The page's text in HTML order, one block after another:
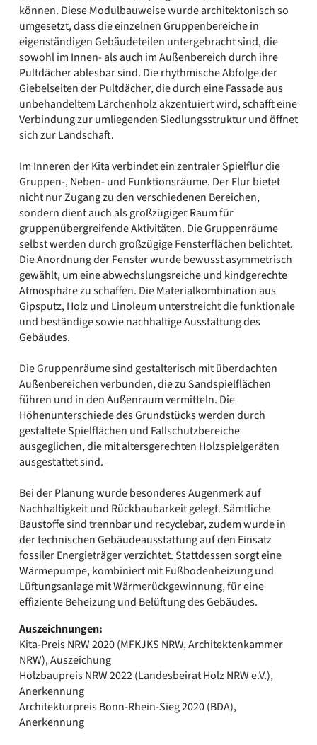
können. Diese Modulbauweise wurde architektonisch so
umgesetzt, dass die einzelnen Gruppenbereiche in
eigenständigen Gebäudeteilen untergebracht sind, die
sowohl im Innen- als auch im Außenbereich durch ihre
Pultdächer ablesbar sind. Die rhythmische Abfolge der
Giebelseiten der Pultdächer, die durch eine Fassade aus
unbehandeltem Lärchenholz akzentuiert wird, schafft eine
Verbindung zur umliegenden Siedlungsstruktur und öffnet
sich zur Landschaft.
Im Inneren der Kita verbindet ein zentraler Spielflur die
Gruppen-, Neben- und Funktionsräume. Der Flur bietet
nicht nur Zugang zu den verschiedenen Bereichen,
sondern dient auch als großzügiger Raum für
gruppenübergreifende Aktivitäten. Die Gruppenräume
selbst werden durch großzügige Fensterflächen belichtet.
Die Anordnung der Fenster wurde bewusst asymmetrisch
gewählt, um eine abwechslungsreiche und kindgerechte
Atmosphäre zu schaffen. Die Materialkombination aus
Gipsputz, Holz und Linoleum unterstreicht die funktionale
und beständige sowie nachhaltige Ausstattung des
Gebäudes.
Die Gruppenräume sind gestalterisch mit überdachten
Außenbereichen verbunden, die zu Sandspielflächen
führen und in den Außenraum vermitteln. Die
Höhenunterschiede des Grundstücks werden durch
gestaltete Spielflächen und Fallschutzbereiche
ausgeglichen, die mit altersgerechten Holzspielgeräten
ausgestattet sind.
Bei der Planung wurde besonderes Augenmerk auf
Nachhaltigkeit und Rückbaubarkeit gelegt. Sämtliche
Baustoffe sind trennbar und recyclebar, zudem wurde in
der technischen Gebäudeausstattung auf den Einsatz
fossiler Energieträger verzichtet. Stattdessen sorgt eine
Wärmepumpe, kombiniert mit Fußbodenheizung und
Lüftungsanlage mit Wärmerückgewinnung, für eine
effiziente Beheizung und Belüftung des Gebäudes.
Auszeichnungen:
Kita-Preis NRW 2020 (MFKJKS NRW, Architektenkammer
NRW), Auszeichung
Holzbaupreis NRW 2022 (Landesbeirat Holz NRW e.V.),
Anerkennung
Architekturpreis Bonn-Rhein-Sieg 2020 (BDA),
Anerkennung